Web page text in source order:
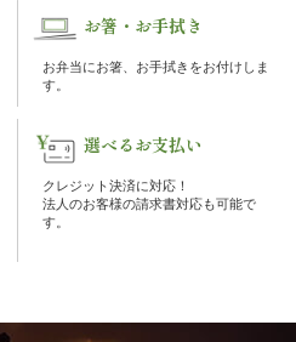
お箸・お手拭き
お弁当にお箸、お手拭きをお付けしま
す。
選べるお支払い
クレジット決済に対応！
法人のお客様の請求書対応も可能で
す。